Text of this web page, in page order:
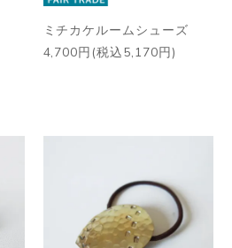
ミチカケルームシューズ
4,700円(税込5,170円)